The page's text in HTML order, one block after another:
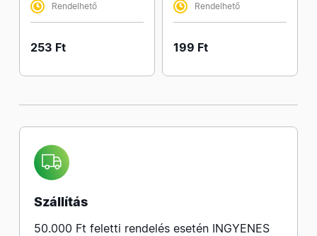
Rendelhető
253 Ft
Rendelhető
199 Ft
Szállítás
50.000 Ft feletti rendelés esetén INGYENES